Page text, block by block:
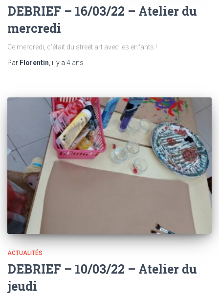
DEBRIEF – 16/03/22 – Atelier du
mercredi
Ce mercredi, c’était du street art avec les enfants !
Par Florentin, il y a 4 ans
ACTUALITÉS
DEBRIEF – 10/03/22 – Atelier du
jeudi